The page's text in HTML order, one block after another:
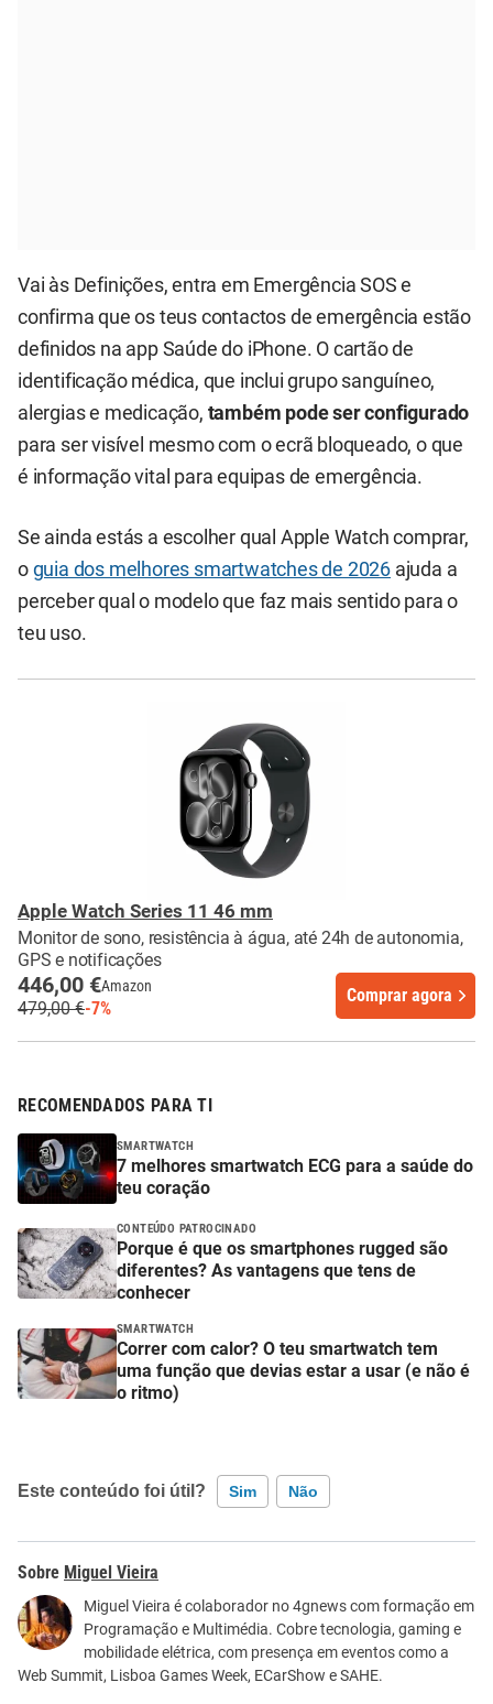
Vai às Definições, entra em Emergência SOS e
confirma que os teus contactos de emergência estão
definidos na app Saúde do iPhone. O cartão de
identificação médica, que inclui grupo sanguíneo,
alergias e medicação, também pode ser configurado
para ser visível mesmo com o ecrã bloqueado, o que
é informação vital para equipas de emergência.
Se ainda estás a escolher qual Apple Watch comprar,
o guia dos melhores smartwatches de 2026 ajuda a
perceber qual o modelo que faz mais sentido para o
teu uso.
Apple Watch Series 11 46 mm
Monitor de sono, resistência à água, até 24h de autonomia,
GPS e notificações
446,00 €Amazon
479,00 €-7%
Comprar agora
RECOMENDADOS PARA TI
SMARTWATCH
7 melhores smartwatch ECG para a saúde do
teu coração
CONTEÚDO PATROCINADO
Porque é que os smartphones rugged são
diferentes? As vantagens que tens de
conhecer
SMARTWATCH
Correr com calor? O teu smartwatch tem
uma função que devias estar a usar (e não é
o ritmo)
Este conteúdo foi útil? Sim Não
Este conteúdo contém informação incorreta
Este conteúdo não tem a informação que procuro
Outro
Miguel Vieira
Miguel Vieira é colaborador no 4gnews com formação em
Programação e Multimédia. Cobre tecnologia, gaming e
mobilidade elétrica, com presença em eventos como a
Web Summit, Lisboa Games Week, ECarShow e SAHE.